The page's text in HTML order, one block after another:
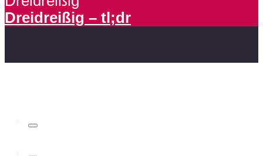
Dreidreißig – tl;dr